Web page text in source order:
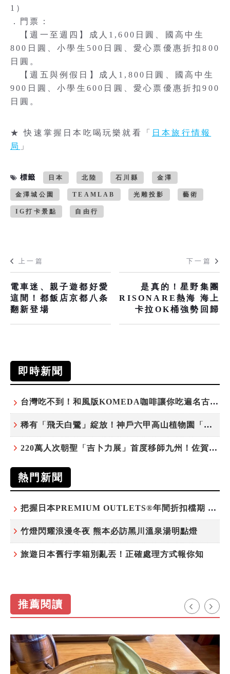
1）
．門票：
【週一至週四】成人1,600日圓、國高中生
800日圓、小學生500日圓、愛心票優惠折扣800
日圓。
【週五與例假日】成人1,800日圓、國高中生
900日圓、小學生600日圓、愛心票優惠折扣900
日圓。
★ 快速掌握日本吃喝玩樂就看「
日本旅行情報
局 」
標籤 日本 北陸 石川縣 金澤
金澤城公園 TEAMLAB 光雕投影 藝術
IG打卡景點 自由行
上一篇
電車迷、親子遊都好愛
這間！都飯店京都八条
翻新登場
下一篇
是真的！星野集團
RISONARE熱海 海上
卡拉OK桶強勢回歸
即時新聞
台灣吃不到！和風版KOMEDA咖啡讓你吃遍名古屋在地美食
稀有「飛天白鷺」綻放！神戶六甲高山植物園「鷺草」珍貴現身
220萬人次朝聖「吉卜力展」首度移師九州！佐賀站早鳥平日套票8/10搶先開賣
熱門新聞
把握日本PREMIUM OUTLETS®年間折扣檔期 越買越划算
竹燈閃耀浪漫冬夜 熊本必訪黑川溫泉湯明點燈
旅遊日本舊行李箱別亂丟！正確處理方式報你知
推薦閱讀